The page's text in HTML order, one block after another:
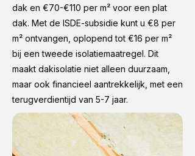
dak en €70-€110 per m² voor een plat
dak. Met de ISDE-subsidie kunt u €8 per
m² ontvangen, oplopend tot €16 per m²
bij een tweede isolatiemaatregel. Dit
maakt dakisolatie niet alleen duurzaam,
maar ook financieel aantrekkelijk, met een
terugverdientijd van 5-7 jaar.